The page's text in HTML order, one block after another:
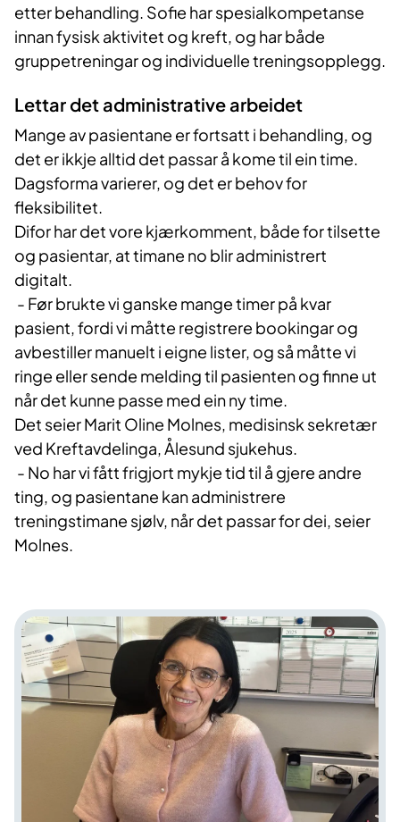
etter behandling. Sofie har spesialkompetanse
innan fysisk aktivitet og kreft, og har både
gruppetreningar og individuelle treningsopplegg.
Lettar det administrative arbeidet
Mange av pasientane er fortsatt i behandling, og
det er ikkje alltid det passar å kome til ein time.
Dagsforma varierer, og det er behov for
fleksibilitet.
Difor har det vore kjærkomment, både for tilsette
og pasientar, at timane no blir administrert
digitalt.
- Før brukte vi ganske mange timer på kvar
pasient, fordi vi måtte registrere bookingar og
avbestiller manuelt i eigne lister, og så måtte vi
ringe eller sende melding til pasienten og finne ut
når det kunne passe med ein ny time.
Det seier Marit Oline Molnes, medisinsk sekretær
ved Kreftavdelinga, Ålesund sjukehus.
- No har vi fått frigjort mykje tid til å gjere andre
ting, og pasientane kan administrere
treningstimane sjølv, når det passar for dei, seier
Molnes.